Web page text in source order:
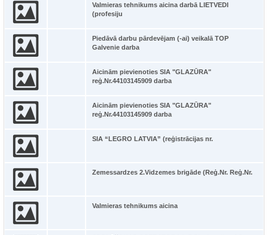
Valmieras tehnikums aicina darbā LIETVEDI
(profesiju
Piedāvā darbu pārdevējam (-ai) veikalā TOP
Galvenie darba
Aicinām pievienoties SIA "GLAZŪRA"
reģ.Nr.44103145909 darba
Aicinām pievienoties SIA "GLAZŪRA"
reģ.Nr.44103145909 darba
SIA “LEGRO LATVIA” (reģistrācijas nr.
Zemessardzes 2.Vidzemes brigāde (Reģ.Nr. Reģ.Nr.
Valmieras tehnikums aicina